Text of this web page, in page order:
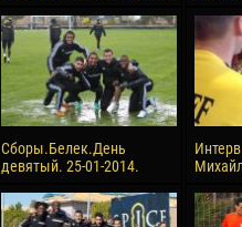
Сборы.Белек.День
девятый. 25-01-2014.